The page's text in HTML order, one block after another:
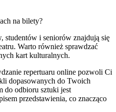
na bilety?
studentów i seniorów znajdują się
Warto również sprawdzać
kart kulturalnych.
repertuaru online pozwoli Ci
dopasowanych do Twoich
do odbioru sztuki jest
przedstawienia, co znacząco